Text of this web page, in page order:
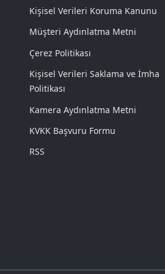
Kişisel Verileri Koruma Kanunu
Müşteri Aydınlatma Metni
Çerez Politikası
Kişisel Verileri Saklama ve İmha
Politikası
Kamera Aydınlatma Metni
KVKK Başvuru Formu
RSS